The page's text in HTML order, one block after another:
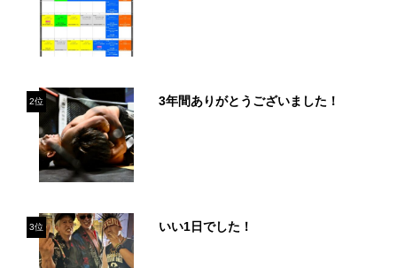
2位 3年間ありがとうございました！
3位 いい1日でした！